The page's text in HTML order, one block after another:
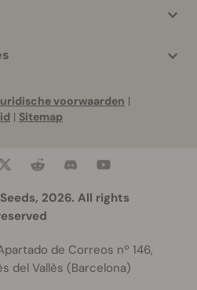
voorwaarden |
| Sitemap
2026. All rights
de Correos nº 146,
del Vallès (Barcelona)